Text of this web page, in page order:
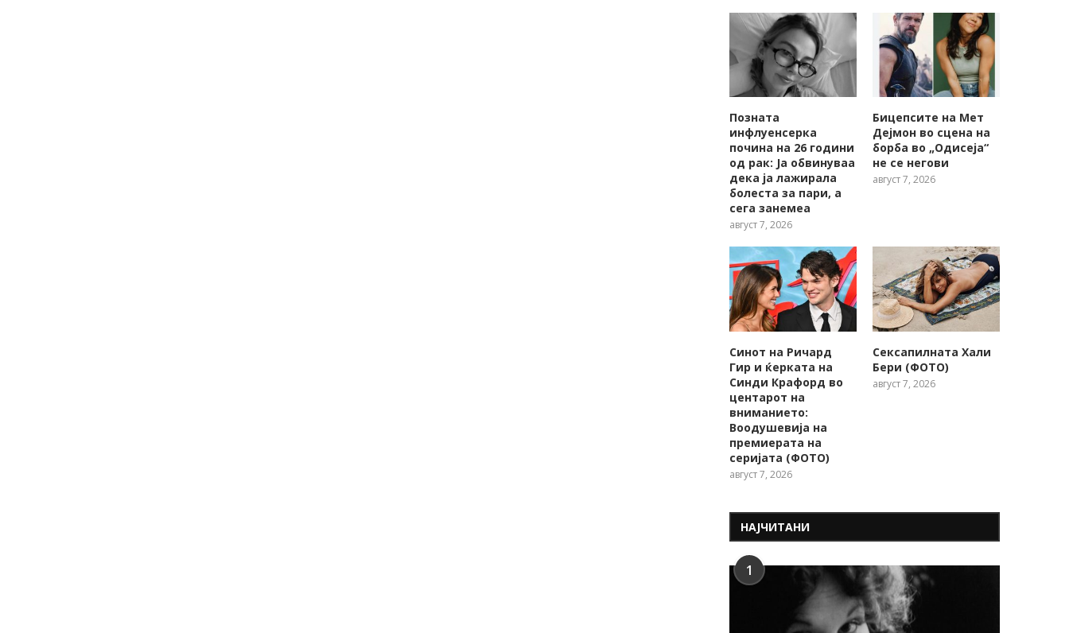
Позната
инфлуенсерка
почина на 26 години
од рак: Ја обвинуваа
дека ја лажирала
болеста за пари, а
сега занемеа
август 7, 2026
Бицепсите на Мет
Дејмон во сцена на
борба во „Одисеја“
не се негови
август 7, 2026
Синот на Ричард
Гир и ќерката на
Синди Крафорд во
центарот на
вниманието:
Воодушевија на
премиерата на
серијата (ФОТО)
август 7, 2026
Сексапилната Хали
Бери (ФОТО)
август 7, 2026
НАЈЧИТАНИ
1